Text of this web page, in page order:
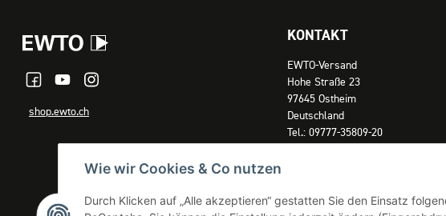
shop.ewto.ch
KONTAKT
EWTO-Versand
Hohe Straße 23
97645 Ostheim
Deutschland
Tel.: 09777-35809-20
Montag – Donnerstag: 09:00 Uhr
Freitag: 09:00 Uhr bis 14:00 Uhr
Wie wir Cookies & Co nutzen
Durch Klicken auf „Alle akzeptieren“ gestatten Sie den Einsatz